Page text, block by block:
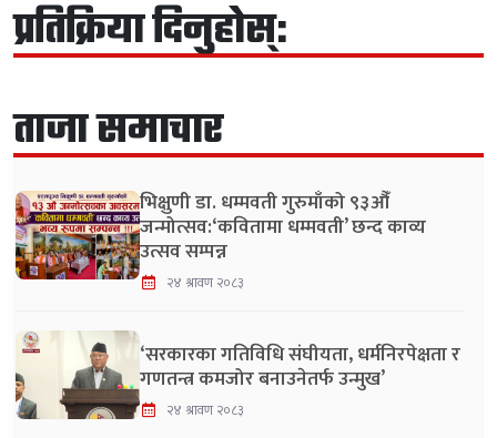
प्रतिक्रिया दिनुहोस्:
ताजा समाचार
भिक्षुणी डा. धम्मवती गुरुमाँको ९३औँ
जन्मोत्सव:‘कवितामा धम्मवती’ छन्द काव्य
उत्सव सम्पन्न
२४ श्रावण २०८३
‘सरकारका गतिविधि संघीयता, धर्मनिरपेक्षता र
गणतन्त्र कमजोर बनाउनेतर्फ उन्मुख’
२४ श्रावण २०८३